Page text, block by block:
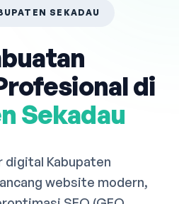
SEKADAU
di
Sekadau
digital Kabupaten
website modern,